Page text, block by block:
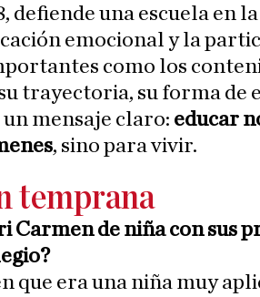
defiende una escuela en
emocional y la
como los
trayectoria, su forma de
mensaje claro: educar
, sino para vivir.
temprana
Carmen de niña con sus
que era una niña muy